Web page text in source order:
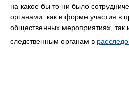
на какое бы то ни было
органами: как в форме участия в
общественных мероприятиях, так
следственным органам в